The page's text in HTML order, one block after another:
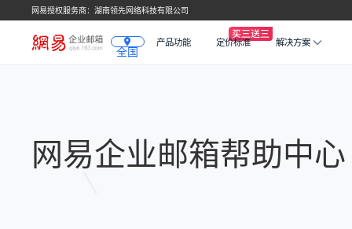
网易授权服务商：湖南领先网络科技有限公司
全国
产品功能 定价标准 解决方案
网易企业邮箱帮助中心